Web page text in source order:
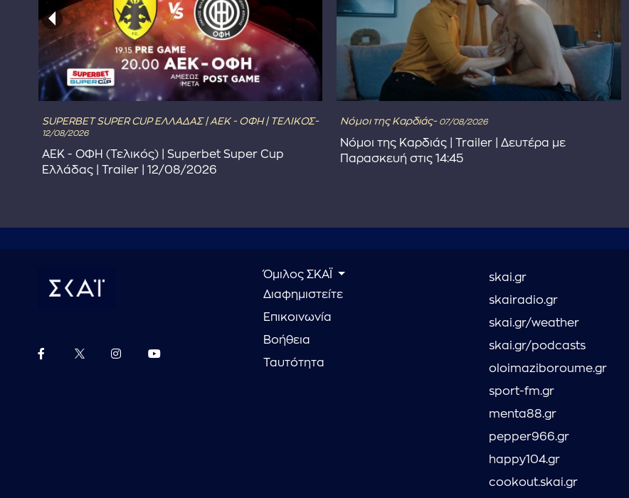
SUPERBET SUPER CUP ΕΛΛΑΔΑΣ | ΑΕΚ - ΟΦΗ | ΤΕΛΙΚΟΣ-
12/08/2026
ΑΕΚ - ΟΦΗ (Τελικός) | Superbet Super Cup
Ελλάδας | Trailer | 12/08/2026
Νόμοι της Καρδιάς- 07/08/2026
Νόμοι της Καρδιάς | Trailer | Δευτέρα με
Παρασκευή στις 14:45
Όμιλος ΣΚΑΪ
Διαφημιστείτε
Επικοινωνία
Βοήθεια
Ταυτότητα
skai.gr
skairadio.gr
skai.gr/weather
skai.gr/podcasts
oloimaziboroume.gr
sport-fm.gr
menta88.gr
pepper966.gr
happy104.gr
cookout.skai.gr